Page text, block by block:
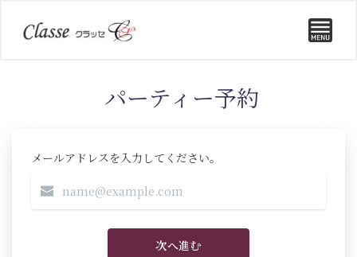
パーティー予約
メールアドレスを入力してください。
次へ進む